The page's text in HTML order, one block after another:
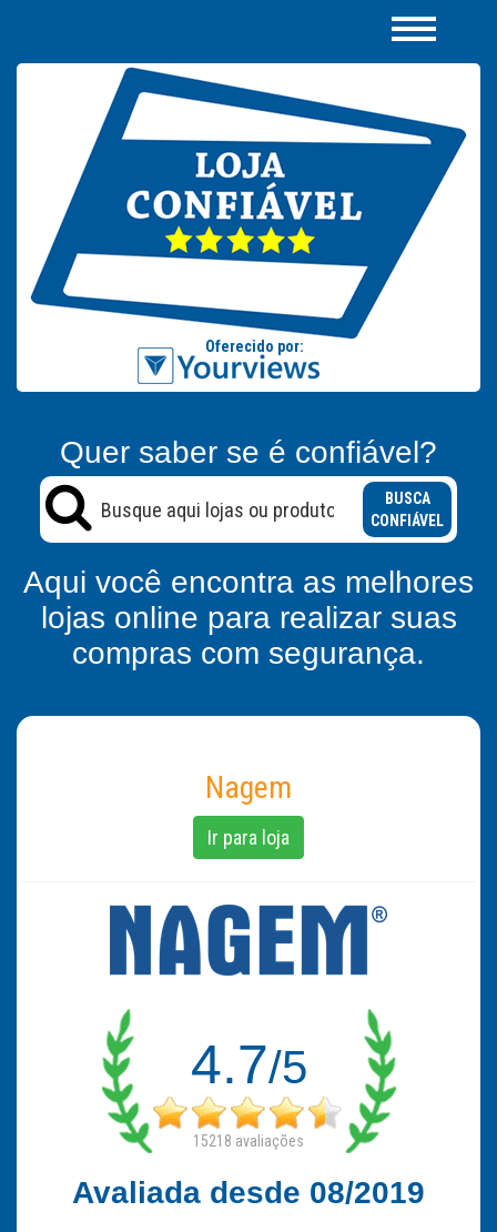
Quer saber se é confiável?
BUSCA
CONFIÁVEL
Aqui você encontra as melhores
lojas online para realizar suas
compras com segurança.
Nagem
Ir para loja
4.7/5
15218 avaliações
Avaliada desde 08/2019